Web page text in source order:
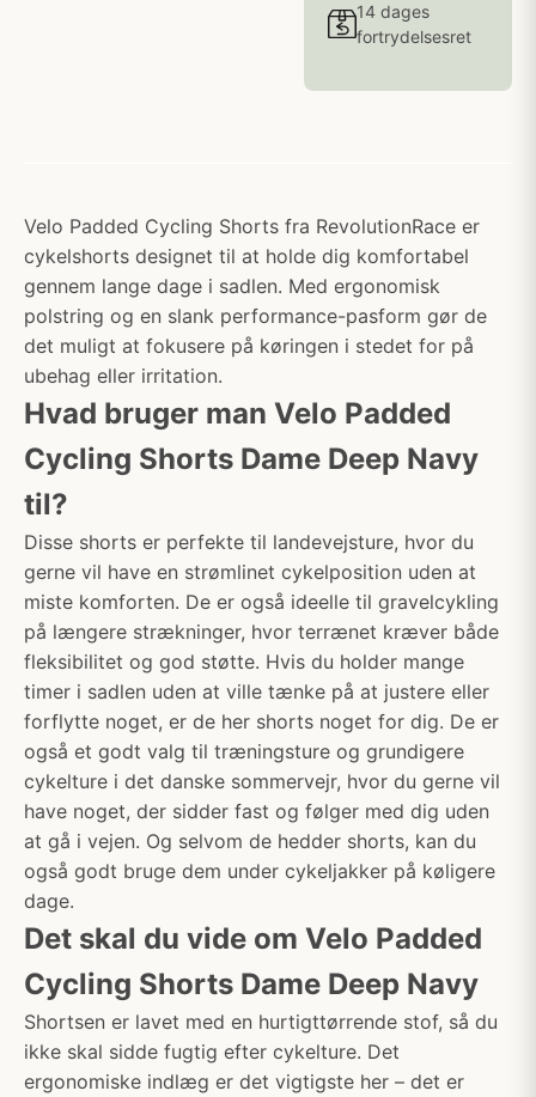
14 dages
fortrydelsesret
Velo Padded Cycling Shorts fra RevolutionRace er
cykelshorts designet til at holde dig komfortabel
gennem lange dage i sadlen. Med ergonomisk
polstring og en slank performance-pasform gør de
det muligt at fokusere på køringen i stedet for på
ubehag eller irritation.
Hvad bruger man Velo Padded
Cycling Shorts Dame Deep Navy
til?
Disse shorts er perfekte til landevejsture, hvor du
gerne vil have en strømlinet cykelposition uden at
miste komforten. De er også ideelle til gravelcykling
på længere strækninger, hvor terrænet kræver både
fleksibilitet og god støtte. Hvis du holder mange
timer i sadlen uden at ville tænke på at justere eller
forflytte noget, er de her shorts noget for dig. De er
også et godt valg til træningsture og grundigere
cykelture i det danske sommervejr, hvor du gerne vil
have noget, der sidder fast og følger med dig uden
at gå i vejen. Og selvom de hedder shorts, kan du
også godt bruge dem under cykeljakker på køligere
dage.
Det skal du vide om Velo Padded
Cycling Shorts Dame Deep Navy
Shortsen er lavet med en hurtigttørrende stof, så du
ikke skal sidde fugtig efter cykelture. Det
ergonomiske indlæg er det vigtigste her – det er